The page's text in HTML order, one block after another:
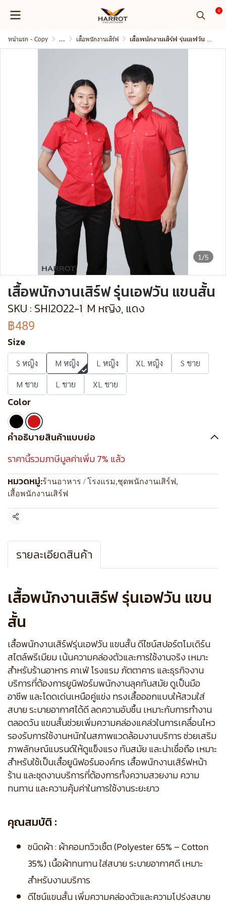
0
หน้าแรก - Copy ... เสื้อพนักงานเสิร์ฟ เสื้อพนักงานเสิร์ฟ รุ่นเอฟวัน แขนสั้น
1/5
เสื้อพนักงานเสิร์ฟ รุ่นเอฟวัน แขนสั้น
SKU : SHI2022-1 M หญิง, แดง
฿489
Size
S หญิง M หญิง L หญิง XL หญิง
S ชาย
M ชาย
L ชาย XL ชาย
Color
คำอธิบายสินค้าแบบย่อ
ราคานี้รวมภาษีมูลค่าเพิ่ม 7% แล้ว
หมวดหมู่:ร้านอาหาร / โรงแรม,ชุดพนักงานเสิร์ฟ,
เสื้อพนักงานเสิร์ฟ
แชร์
รายละเอียดสินค้า
เสื้อพนักงานเสิร์ฟ รุ่นเอฟวัน แขน
สั้น
เสื้อพนักงานเสิร์ฟรุ่นเอฟวัน แขนสั้น ดีไซน์สปอร์ตโมเดิร์น
สไตล์พรีเมียม เน้นความคล่องตัวและการใช้งานจริง เหมาะ
สำหรับร้านอาหาร คาเฟ่ โรงแรม ภัตตาคาร และธุรกิจงาน
บริการที่ต้องการยูนิฟอร์มพนักงานลุคทันสมัย ดูเป็นมือ
อาชีพ และโดดเด่นเหนือคู่แข่ง ทรงเสื้อออกแบบให้สวมใส่
สบาย ระบายอากาศได้ดี ลดความอับชื้น เหมาะกับการทำงาน
ตลอดวัน แขนสั้นช่วยเพิ่มความคล่องแคล่วในการเคลื่อนไหว
รองรับการใช้งานหนักในสภาพแวดล้อมงานบริการ ช่วยเสริม
ภาพลักษณ์แบรนด์ให้ดูแข็งแรง ทันสมัย และน่าเชื่อถือ เหมาะ
สำหรับใช้เป็นเสื้อยูนิฟอร์มองค์กร เสื้อพนักงานเสิร์ฟหน้า
ร้าน และชุดงานบริการที่ต้องการทั้งความสวยงาม ความ
ทนทาน และความคุ้มค่าในการใช้งานระยะยาว
คุณสมบัติ :
ชนิดผ้า : ผ้าคอมทวิวเชิ้ต (Polyester 65% – Cotton
35%) เนื้อผ้าทนทาน ใส่สบาย ระบายอากาศดี เหมาะ
สำหรับงานบริการ
ดีไซน์แขนสั้น เพิ่มความคล่องตัวและความโปร่งสบาย